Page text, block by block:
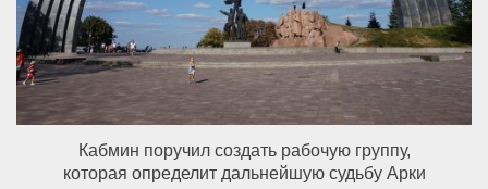
Кабмин поручил создать рабочую группу,
которая определит дальнейшую судьбу Арки